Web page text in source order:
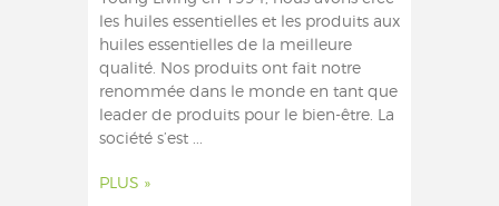
les huiles essentielles et les produits aux
huiles essentielles de la meilleure
qualité. Nos produits ont fait notre
renommée dans le monde en tant que
leader de produits pour le bien-être. La
société s’est ...
PLUS »